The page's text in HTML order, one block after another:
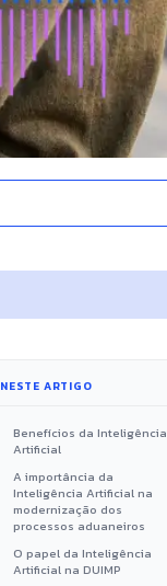
NESTE ARTIGO
Benefícios da Inteligência
Artificial
A importância da
Inteligência Artificial na
modernização dos
processos aduaneiros
O papel da Inteligência
Artificial na DUIMP